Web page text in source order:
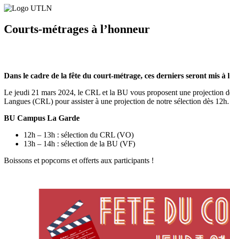
Courts-métrages à l’honneur
Dans le cadre de la fête du court-métrage, ces derniers seront mis
Le jeudi 21 mars 2024, le CRL et la BU vous proposent une projection
Langues (CRL) pour assister à une projection de notre sélection dès 12h.
BU Campus La Garde
12h – 13h : sélection du CRL (VO)
13h – 14h : sélection de la BU (VF)
Boissons et popcorns et offerts aux participants !